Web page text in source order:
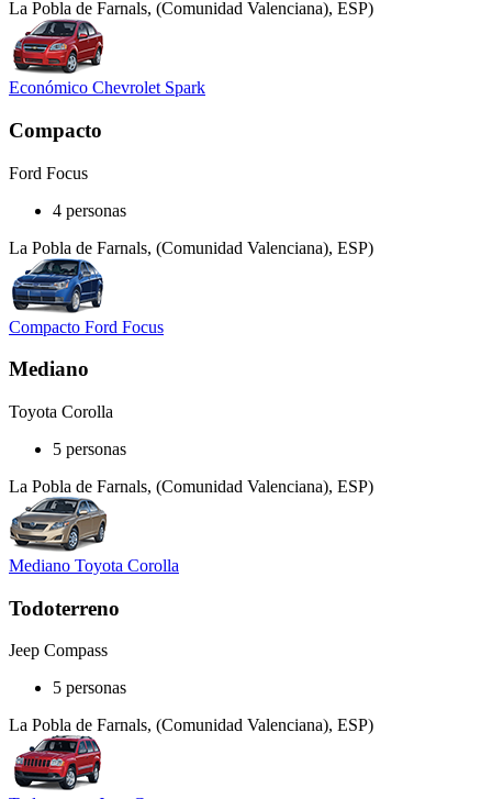
La Pobla de Farnals, (Comunidad Valenciana), ESP)
Económico Chevrolet Spark
Compacto
Ford Focus
4 personas
La Pobla de Farnals, (Comunidad Valenciana), ESP)
Compacto Ford Focus
Mediano
Toyota Corolla
5 personas
La Pobla de Farnals, (Comunidad Valenciana), ESP)
Mediano Toyota Corolla
Todoterreno
Jeep Compass
5 personas
La Pobla de Farnals, (Comunidad Valenciana), ESP)